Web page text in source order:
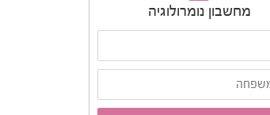
מחשבון נומרולוגיה